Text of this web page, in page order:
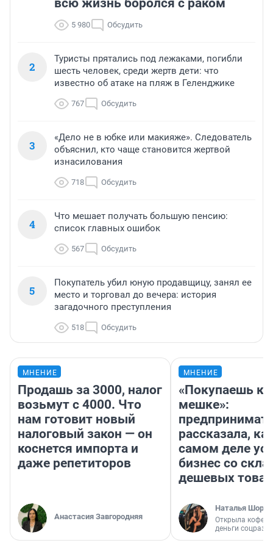
5 980 Обсудить
2
Туристы прятались под лежаками, погибли
шесть человек, среди жертв дети: что
известно об атаке на пляж в Геленджике
767 Обсудить
3
«Дело не в юбке или макияже». Следователь
объяснил, кто чаще становится жертвой
изнасилования
718 Обсудить
4
Что мешает получать большую пенсию:
список главных ошибок
567 Обсудить
5
Покупатель убил юную продавщицу, занял ее
место и торговал до вечера: история
загадочного преступления
518 Обсудить
МНЕНИЕ
Продашь за 3000, налог
возьмут с 4000. Что
нам готовит новый
налоговый закон — он
коснется импорта и
даже репетиторов
Анастасия Завгородняя
МНЕНИЕ
«Покупаешь
мешке»:
рассказала,
самом деле
бизнес со
дешевых
Наталья
Открыла
деньги